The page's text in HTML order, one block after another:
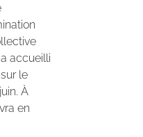
accueilli
le
À
en